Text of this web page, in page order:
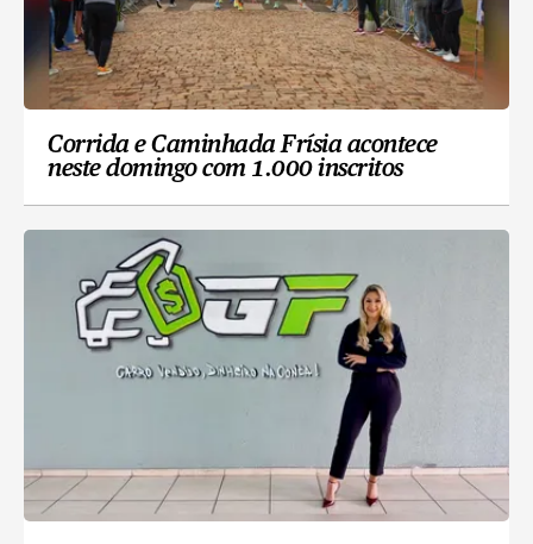
Corrida e Caminhada Frísia acontece
neste domingo com 1.000 inscritos